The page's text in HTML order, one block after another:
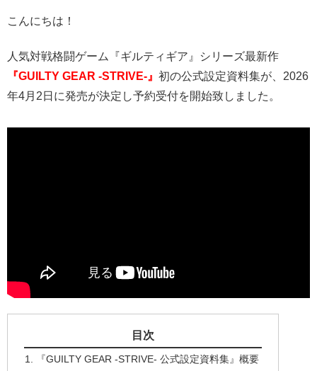
こんにちは！
人気対戦格闘ゲーム『ギルティギア』シリーズ最新作
『GUILTY GEAR -STRIVE-』 初の公式設定資料集が、2026
年4月2日に発売が決定し予約受付を開始致しました。
目次
『GUILTY GEAR -STRIVE- 公式設定資料集』概要